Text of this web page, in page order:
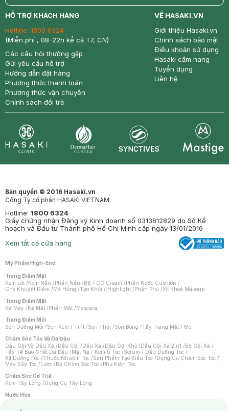
return nowfree price
HỖ TRỢ KHÁCH HÀNG
Hotline: 1800 6324
(Miễn phí , 08-22h kể cả T7, CN)
Các câu hỏi thường gặp
Gửi yêu cầu hỗ trợ
Hướng dẫn đặt hàng
Phương thức thanh toán
Phương thức vận chuyển
Chính sách đổi trả
VỀ HASAKI.VN
Giới thiệu Hasaki.vn
Chính sách bảo mật
Điều khoản sử dụng
Hasaki cẩm nang
Tuyển dụng
Liên hệ
Bản quyền © 2016 Hasaki.vn
Công Ty cổ phần HASAKI VIETNAM
Hotline: 1800 6324
Giấy chứng nhận Đăng ký Kinh doanh số 0313612829 do Sở Kế
hoạch và Đầu tư Thành phố Hồ Chí Minh cấp ngày 13/01/2016
Xem tất cả cửa hàng
Mỹ Phẩm High-End
Trang Điểm Mặt
Kem Lót /Kem Nền /Phấn Nền /BB / CC Cream /Phấn Nước Cushion /
Che Khuyết Điểm /Má Hồng /Tạo Khối / Highlight /Phấn Phủ /Xịt Khoá Makeup
Trang Điểm Mắt
Kẻ Mày /Kẻ Mắt /Phấn Mắt /Mascara
Trang Điểm Môi
Son Dưỡng Môi /Son Kem / Tint /Son Thỏi /Son Bóng /Tẩy Trang Mắt / Môi
Chăm Sóc Tóc Và Da Đầu
Dầu Gội Và Dầu Xả /Dầu Gội /Dầu Xả /Dầu Gội Khô /Dầu Gội Xả 2in1 /Bộ Gội Xả /
Tẩy Tế Bào Chết Da Đầu /Mặt Nạ / Kem Ủ Tóc /Serum / Dầu Dưỡng Tóc /
Xịt Dưỡng Tóc /Thuốc Nhuộm Tóc /Sản Phẩm Tạo Kiểu Tóc /Dụng Cụ Chăm Sóc Tóc /
Máy Sấy Tóc /Lược /Bộ Chăm Sóc Tóc /Phụ Kiện Tóc
Chăm Sóc Cơ Thể
Kem Tẩy Lông /Dụng Cụ Tẩy Lông
Nước Hoa
Nước Hoa Nữ